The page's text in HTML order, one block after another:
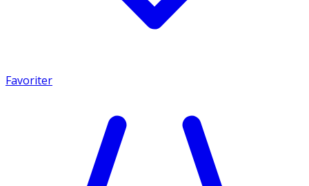
Favoriter